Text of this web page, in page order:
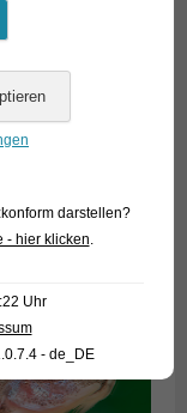
darstellen?
- hier klicken
Uhr
- de_DE